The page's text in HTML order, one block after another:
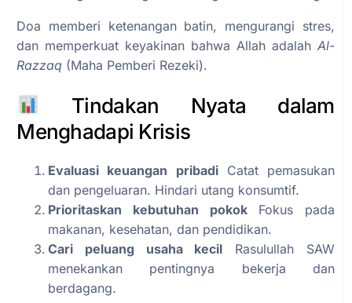
Doa memberi ketenangan batin, mengurangi stres,
dan memperkuat keyakinan bahwa Allah adalah Al-
Razzaq (Maha Pemberi Rezeki).
Tindakan Nyata dalam
Menghadapi Krisis
Evaluasi keuangan pribadiCatat pemasukan
dan pengeluaran. Hindari utang konsumtif.
Prioritaskan kebutuhan pokokFokus pada
makanan, kesehatan, dan pendidikan.
Cari peluang usaha kecil Rasulullah SAW
menekankan pentingnya bekerja dan
berdagang.